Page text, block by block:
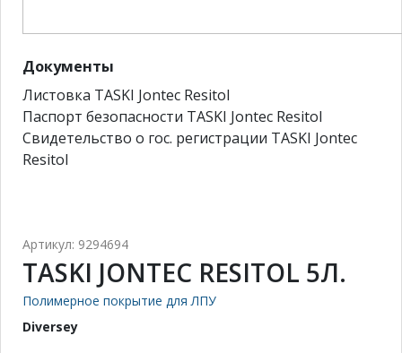
Документы
Листовка TASKI Jontec Resitol
Паспорт безопасности TASKI Jontec Resitol
Свидетельство о гос. регистрации TASKI Jontec
Resitol
Артикул: 9294694
TASKI JONTEC RESITOL 5Л.
Полимерное покрытие для ЛПУ
Diversey